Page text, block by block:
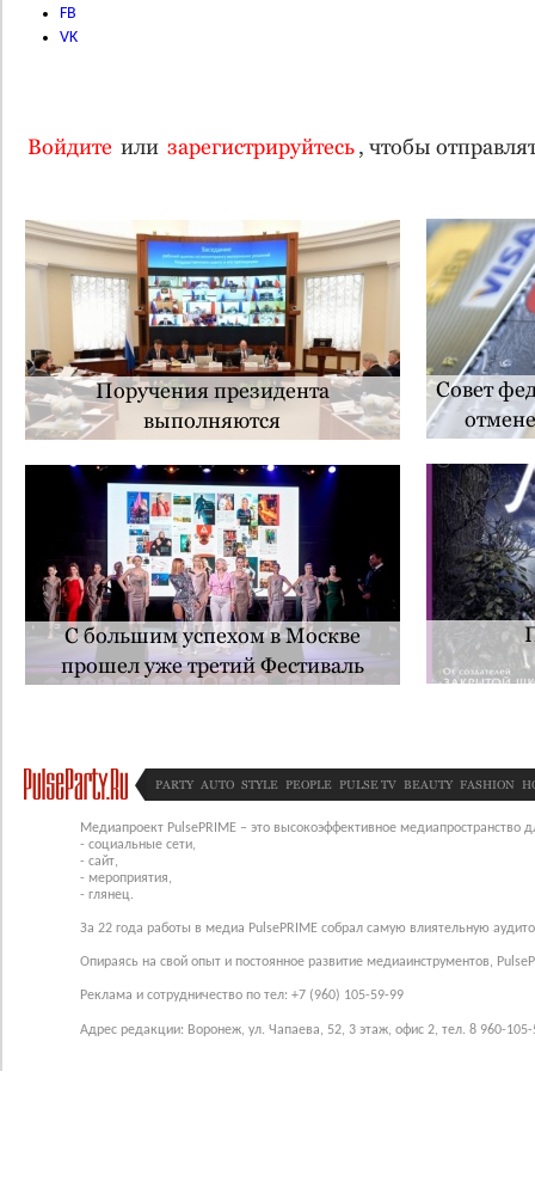
FB
VK
Войдите или зарегистрируйтесь, чтобы
Поручения президента
выполняются
Совет
С большим успехом в Москве
прошел уже третий Фестиваль
PARTY AUTO STYLE PEOPLE PULSE TV BEAUTY FASHION
Медиапроект PulsePRIME – это высокоэффективное медиапространство
- социальные сети,
- сайт,
- мероприятия,
- глянец.
За 22 года работы в медиа PulsePRIME собрал самую влиятельную
Опираясь на свой опыт и постоянное развитие медиаинструментов,
Реклама и сотрудничество по тел: +7 (960) 105-59-99
Адрес редакции: Воронеж, ул. Чапаева, 52, 3 этаж, офис 2, тел. 8 960-